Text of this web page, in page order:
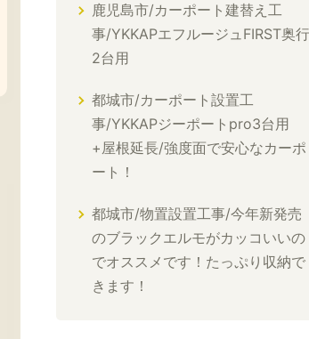
鹿児島市/カーポート建替え工
事/YKKAPエフルージュFIRST奥行
2台用
都城市/カーポート設置工
事/YKKAPジーポートpro3台用
+屋根延長/強度面で安心なカーポ
ート！
都城市/物置設置工事/今年新発売
のブラックエルモがカッコいいの
でオススメです！たっぷり収納で
きます！